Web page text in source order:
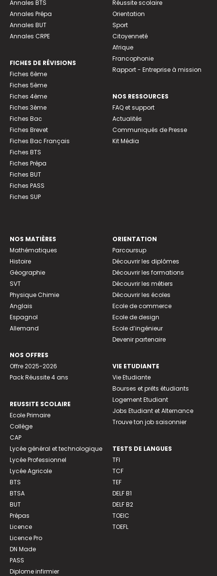
Annales BTS
Annales Prépa
Annales BUT
Annales CRPE
FICHES DE RÉVISIONS
Fiches 6ème
Fiches 5ème
Fiches 4ème
Fiches 3ème
Fiches Bac
Fiches Brevet
Fiches Bac Français
Fiches BTS
Fiches Prépa
Fiches BUT
Fiches PASS
Fiches SUP
Réussite scolaire
Orientation
Sport
Citoyenneté
Afrique
Francophonie
Rapport - Entreprise à mission
NOS RESSOURCES
FAQ et support
Actualités
Communiqués de Presse
Kit Média
NOS MATIÈRES
Mathématiques
Histoire
Géographie
SVT
Physique Chimie
Anglais
Espagnol
Allemand
NOS OFFRES
Offre 2025-2026
Pack Réussite 4 ans
REUSSITE SCOLAIRE
Ecole Primaire
Collège
CAP
Lycée général et technologique
Lycée Professionnel
Lycée Agricole
BTS
BTSA
BUT
Prépas
Licence
Licence Pro
DN Made
PASS
Diplome infirmier
ORIENTATION
Parcoursup
Découvrir les diplômes
Découvrir les formations
Découvrir les métiers
Découvrir les écoles
Ecole de commerce
Ecole de design
Ecole d’ingénieur
Devenir partenaire
VIE ETUDIANTE
Vie Etudiante
Bourses et prêts étudiants
Logement Etudiant
Jobs Etudiant et Alternance
Trouve ton job saisonnier
TESTS DE LANGUES
TFI
TCF
TEF
DELF B1
DELF B2
TOEIC
TOEFL